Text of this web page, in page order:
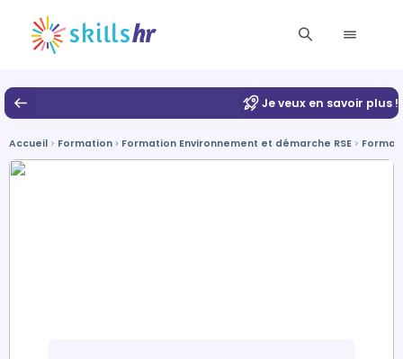
Je veux en savoir plus !
Accueil Formation Formation Environnement et démarche RSE